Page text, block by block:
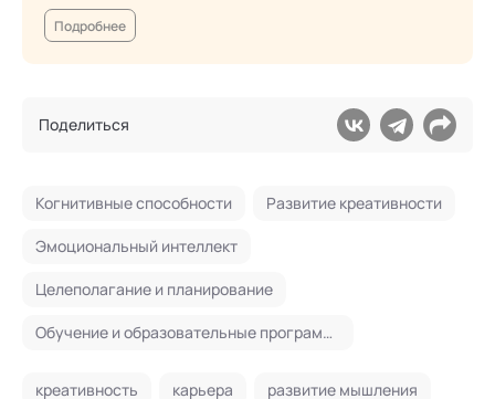
Подробнее
Поделиться
Когнитивные способности Развитие креативности
Эмоциональный интеллект
Целеполагание и планирование
Обучение и образовательные программы
креативность карьера развитие мышления